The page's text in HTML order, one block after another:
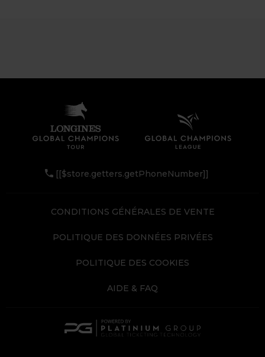
[[$store.getters.getPhoneNumber]]
CONDITIONS GÉNÉRALES DE VENTE
POLITIQUE DES DONNÉES PRIVÉES
POLITIQUE DES COOKIES
AIDE & FAQ